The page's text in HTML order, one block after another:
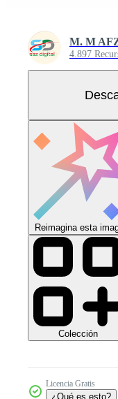
M. M
4.897
Reimagina esta
Colección
Licencia Gratis
¿Qué es esto?